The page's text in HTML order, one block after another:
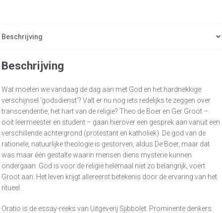
Beschrijving
Beschrijving
Wat moeten we vandaag de dag aan met God en het hardnekkige
verschijnsel ‘godsdienst’? Valt er nu nog iets redelijks te zeggen over
transcendentie, het hart van de religie? Theo de Boer en Ger Groot –
ooit leermeester en student – gaan hierover een gesprek aan vanuit een
verschillende achtergrond (protestant en katholiek). De god van de
rationele, natuurlijke theologie is gestorven, aldus De Boer, maar dat
was maar één gestalte waarin mensen diens mysterie kunnen
ondergaan. God is voor de religie helemaal niet zo belangrijk, voert
Groot aan. Het leven krijgt allereerst betekenis door de ervaring van het
ritueel.
Oratio is de essay-reeks van Uitgeverij Sjibbolet. Prominente denkers